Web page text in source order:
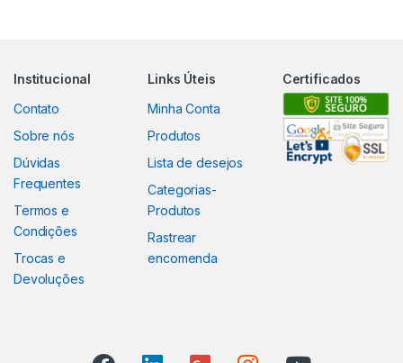
Institucional
Contato
Sobre nós
Dúvidas
Frequentes
Termos e
Condições
Trocas e
Devoluções
Links Úteis
Minha Conta
Produtos
Lista de desejos
Categorias-
Produtos
Rastrear
encomenda
Certificados